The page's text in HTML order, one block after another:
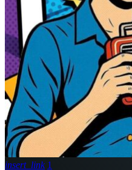
insert_link 1